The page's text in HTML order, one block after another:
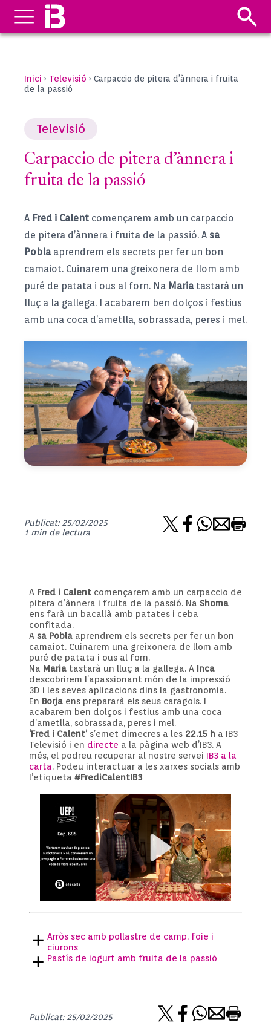
Inici › Televisió › Carpaccio de pitera d’ànnera i fruita
de la passió
Televisió
Carpaccio de pitera d’ànnera i
fruita de la passió
A Fred i Calent començarem amb un carpaccio
de pitera d’ànnera i fruita de la passió. A sa
Poblaaprendrem els secrets per fer un bon
camaiot. Cuinarem una greixonera de llom amb
puré de patata i ous al forn. Na Mariatastarà un
lluç a la gallega. I acabarem ben dolços i festius
amb una coca d’ametlla, sobrassada, peres i mel.
Publicat: 25/02/2025
1 min de lectura
A Fred i Calent començarem amb un carpaccio de
pitera d’ànnera i fruita de la passió. Na Shoma
ens farà un bacallà amb patates i ceba
confitada.
A sa Pobla aprendrem els secrets per fer un bon
camaiot. Cuinarem una greixonera de llom amb
puré de patata i ous al forn.
Na Maria tastarà un lluç a la gallega. A Inca
descobrirem l’apassionant món de la impressió
3D i les seves aplicacions dins la gastronomia.
En Borja ens prepararà els seus caragols. I
acabarem ben dolços i festius amb una coca
d’ametlla, sobrassada, peres i mel.
‘Fred i Calent’ s’emet dimecres a les 22.15 h a IB3
Televisió i en directe a la pàgina web d’IB3. A
més, el podreu recuperar al nostre servei IB3 a la
carta. Podeu interactuar a les xarxes socials amb
l’etiqueta #FrediCalentIB3
Arròs sec amb pollastre de camp, foie i
ciurons
Pastís de iogurt amb fruita de la passió
Publicat: 25/02/2025